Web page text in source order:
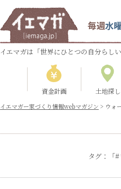
毎週水
イエマガは「世界にひとつの自分らし
資金計画 土地探し
イエマガー家づくり情報webマガジン > ウォ
タグ：「